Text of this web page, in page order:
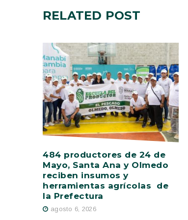
RELATED POST
484 productores de 24 de
Mayo, Santa Ana y Olmedo
reciben insumos y
herramientas agrícolas de
la Prefectura
agosto 6, 2026